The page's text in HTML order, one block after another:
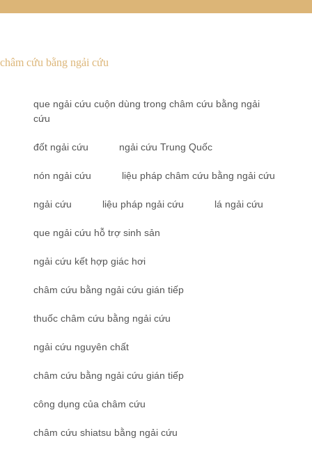
châm cứu bằng ngải cứu
que ngải cứu cuộn dùng trong châm cứu bằng ngải
cứu
đốt ngải cứu ngải cứu Trung Quốc
nón ngải cứu liệu pháp châm cứu bằng ngải cứu
ngải cứu liệu pháp ngải cứu lá ngải cứu
que ngải cứu hỗ trợ sinh sản
ngải cứu kết hợp giác hơi
châm cứu bằng ngải cứu gián tiếp
thuốc châm cứu bằng ngải cứu
ngải cứu nguyên chất
châm cứu bằng ngải cứu gián tiếp
công dụng của châm cứu
châm cứu shiatsu bằng ngải cứu